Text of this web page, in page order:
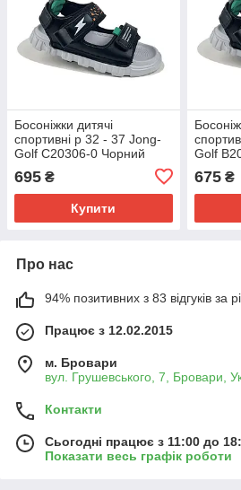
Босоніжки дитячі
спортивні р 32 - 37 Jong-
Golf C20306-0 Чорний
695 ₴
Купити
Golf
675₴
Про нас
94% позитивних з 83 відгуків за
Працює з 12.02.2015
м. Бровари
вул. Грушевського, 7, Бровари,
Контакти
Сьогодні працює з 11:00 до
Показати весь графік роботи